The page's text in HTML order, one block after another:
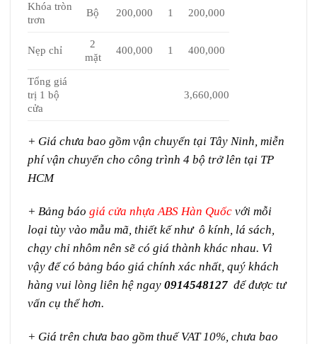
Khóa tròn
trơn
Bộ 200,000 1 200,000
Nẹp chỉ
2
mặt
400,000 1 400,000
Tổng giá
trị 1 bộ
cửa
3,660,000
+ Giá chưa bao gồm vận chuyển tại Tây Ninh, miễn
phí vận chuyển cho công trình 4 bộ trở lên tại TP
HCM
+ Bảng báo giá cửa nhựa ABS Hàn Quốc với mỗi
loại tùy vào mẫu mã, thiết kế như ô kính, lá sách,
chạy chỉ nhôm nên sẽ có giá thành khác nhau. Vì
vậy để có bảng báo giá chính xác nhất, quý khách
hàng vui lòng liên hệ ngay 0914548127 để được tư
vấn cụ thể hơn.
+ Giá trên chưa bao gồm thuế VAT 10%, chưa bao